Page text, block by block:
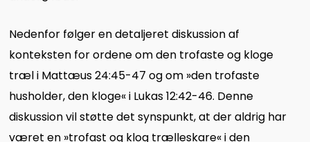
Nedenfor følger en detaljeret diskussion af
konteksten for ordene om den trofaste og kloge
træl i Mattæus 24:45-47 og om »den trofaste
husholder, den kloge« i Lukas 12:42-46. Denne
diskussion vil støtte det synspunkt, at der aldrig har
været en »trofast og klog trælleskare« i den